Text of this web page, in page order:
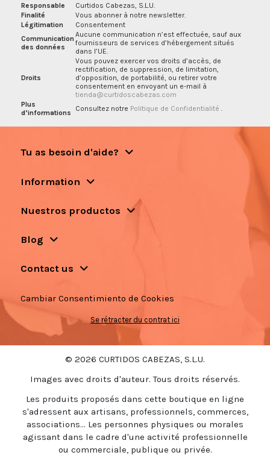
Responsable
Curtidos Cabezas, S.L.U.
Finalité
Vous abonner à notre newsletter.
Légitimation
Consentement
Communication
des données
Aucune communication n’est effectuée, sauf aux
fournisseurs de services d’hébergement situés
dans l’UE.
Droits
Vous pouvez exercer vos droits d’accès, de
rectification, de suppression, de limitation,
d’opposition, de portabilité, ou retirer votre
consentement en envoyant un e-mail à
tienda@curtidoscabezas.com
Plus
d’informations
Consultez notre Politique de Confidentialité .
Tu as besoin d'aide?
Information
Nuestros productos
Blog
Contact us
Cambiar Consentimiento de Cookies
Se rétracter du contrat ici
© 2026 CURTIDOS CABEZAS, S.L.U.
Images avec droits d'auteur. Tous droits réservés.
Les produits proposés dans cette boutique en ligne
s'adressent aux artisans, professionnels, commerces,
associations... Les personnes physiques ou morales
agissant dans le cadre d'une activité professionnelle
ou commerciale, publique ou privée.